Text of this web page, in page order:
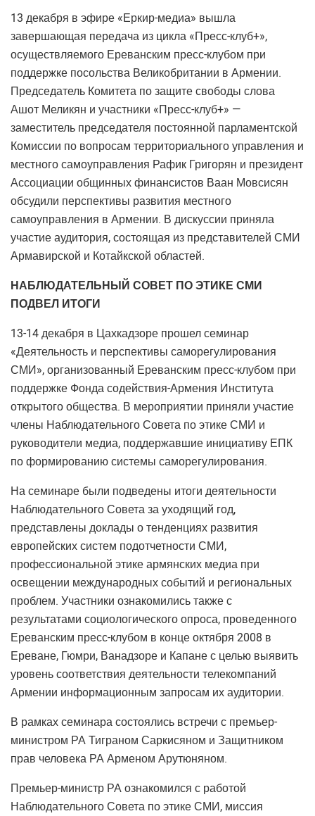
13 декабря в эфире «Еркир-медиа» вышла
завершающая передача из цикла «Пресс-клуб+»,
осуществляемого Ереванским пресс-клубом при
поддержке посольства Великобритании в Армении.
Председатель Комитета по защите свободы слова
Ашот Меликян и участники «Пресс-клуб+» —
заместитель председателя постоянной парламентской
Комиссии по вопросам территориального управления и
местного самоуправления Рафик Григорян и президент
Ассоциации общинных финансистов Ваан Мовсисян
обсудили перспективы развития местного
самоуправления в Армении. В дискуссии приняла
участие аудитория, состоящая из представителей СМИ
Армавирской и Котайкской областей.
НАБЛЮДАТЕЛЬНЫЙ СОВЕТ ПО ЭТИКЕ СМИ
ПОДВЕЛ ИТОГИ
13-14 декабря в Цахкадзоре прошел семинар
«Деятельность и перспективы саморегулирования
СМИ», организованный Ереванским пресс-клубом при
поддержке Фонда содействия-Армения Института
открытого общества. В мероприятии приняли участие
члены Наблюдательного Совета по этике СМИ и
руководители медиа, поддержавшие инициативу ЕПК
по формированию системы саморегулирования.
На семинаре были подведены итоги деятельности
Наблюдательного Совета за уходящий год,
представлены доклады о тенденциях развития
европейских систем подотчетности СМИ,
профессиональной этике армянских медиа при
освещении международных событий и региональных
проблем. Участники ознакомились также с
результатами социологического опроса, проведенного
Ереванским пресс-клубом в конце октября 2008 в
Ереване, Гюмри, Ванадзоре и Капане с целью выявить
уровень соответствия деятельности телекомпаний
Армении информационным запросам их аудитории.
В рамках семинара состоялись встречи с премьер-
министром РА Тиграном Саркисяном и Защитником
прав человека РА Арменом Арутюняном.
Премьер-министр РА ознакомился с работой
Наблюдательного Совета по этике СМИ, миссия